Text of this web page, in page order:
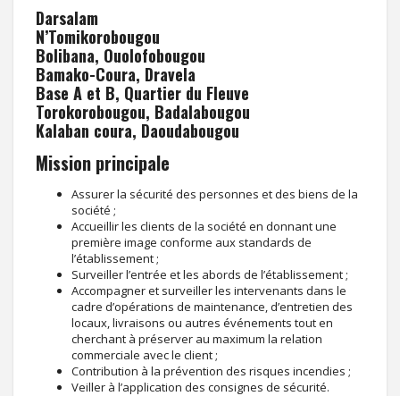
Darsalam
N’Tomikorobougou
Bolibana, Ouolofobougou
Bamako-Coura, Dravela
Base A et B, Quartier du Fleuve
Torokorobougou, Badalabougou
Kalaban coura, Daoudabougou
Mission principale
Assurer la sécurité des personnes et des biens de la
société ;
Accueillir les clients de la société en donnant une
première image conforme aux standards de
l’établissement ;
Surveiller l’entrée et les abords de l’établissement ;
Accompagner et surveiller les intervenants dans le
cadre d’opérations de maintenance, d’entretien des
locaux, livraisons ou autres événements tout en
cherchant à préserver au maximum la relation
commerciale avec le client ;
Contribution à la prévention des risques incendies ;
Veiller à l’application des consignes de sécurité.